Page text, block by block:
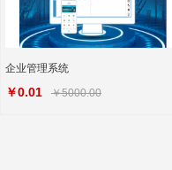
企业管理系统
￥0.01 ￥5000.00